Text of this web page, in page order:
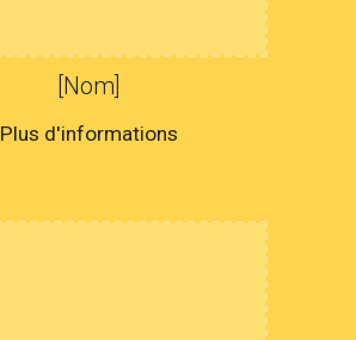
[Nom]
Plus d'informations